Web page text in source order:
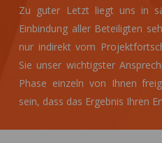
Zu guter Letzt liegt uns in
Einbindung aller Beteiligten
nur indirekt vom
Sie unser wichtigster
Phase einzeln von Ihnen
sein, dass das Ergebnis Ihren